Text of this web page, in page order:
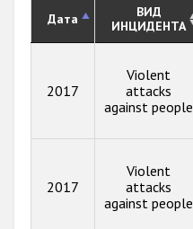
Дата
ВИД
ИНЦИДЕНТА
2017
Violent
attacks
against people
2017
Violent
attacks
against people